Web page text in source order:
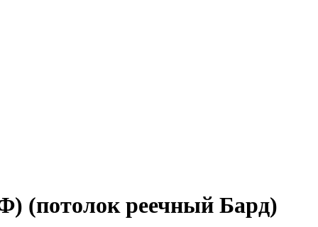
(потолок реечный Бард)